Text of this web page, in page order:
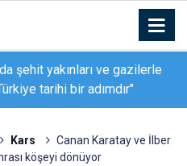
şehit yakınları ve gazilerle
tarihi bir adımdır"
Kars
Canan Karatay ve İlber
köşeyi dönüyor